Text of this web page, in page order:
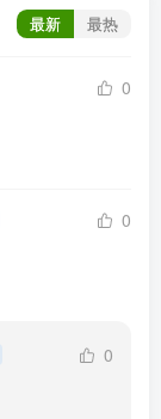
最新 最热
0
0
0